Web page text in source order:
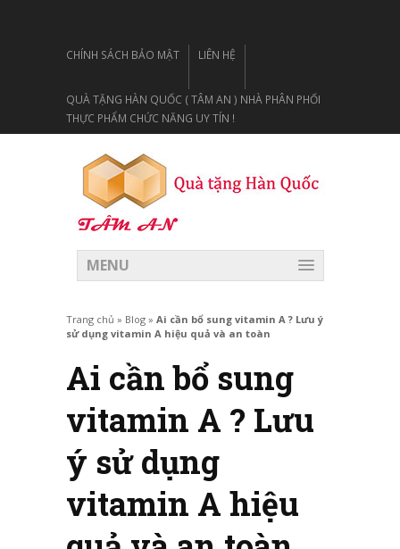
CHÍNH SÁCH BẢO MẬT LIÊN HỆ
QUÀ TẶNG HÀN QUỐC ( TÂM AN ) NHÀ PHÂN PHỐI
THỰC PHẨM CHỨC NĂNG UY TÍN !
MENU
Trang chủ » Blog » Ai cần bổ sung vitamin A ? Lưu ý
sử dụng vitamin A hiệu quả và an toàn
Ai cần bổ sung
vitamin A ? Lưu
ý sử dụng
vitamin A hiệu